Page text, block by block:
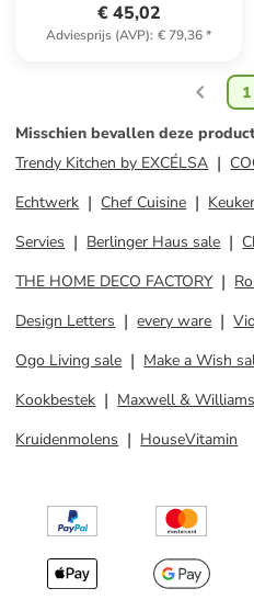
€ 45,02
Adviesprijs (AVP): € 79,36*
1
Misschien bevallen deze
Trendy Kitchen by EXCÉLSA
Echtwerk
Chef Cuisine
Servies
Berlinger Haus sale
THE HOME DECO FACTORY
Design Letters
every ware
Ogo Living sale
Make a Wish
Kookbestek
Maxwell & Williams
Kruidenmolens
HouseVitamin